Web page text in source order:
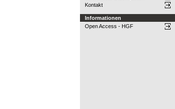
Kontakt
Informationen
Open Access - HGF